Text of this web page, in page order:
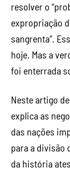
resolver o
expropriação
sangrenta”.
hoje. Mas a
foi enterrada
Neste artigo
explica as
das nações
para a divisão
da história